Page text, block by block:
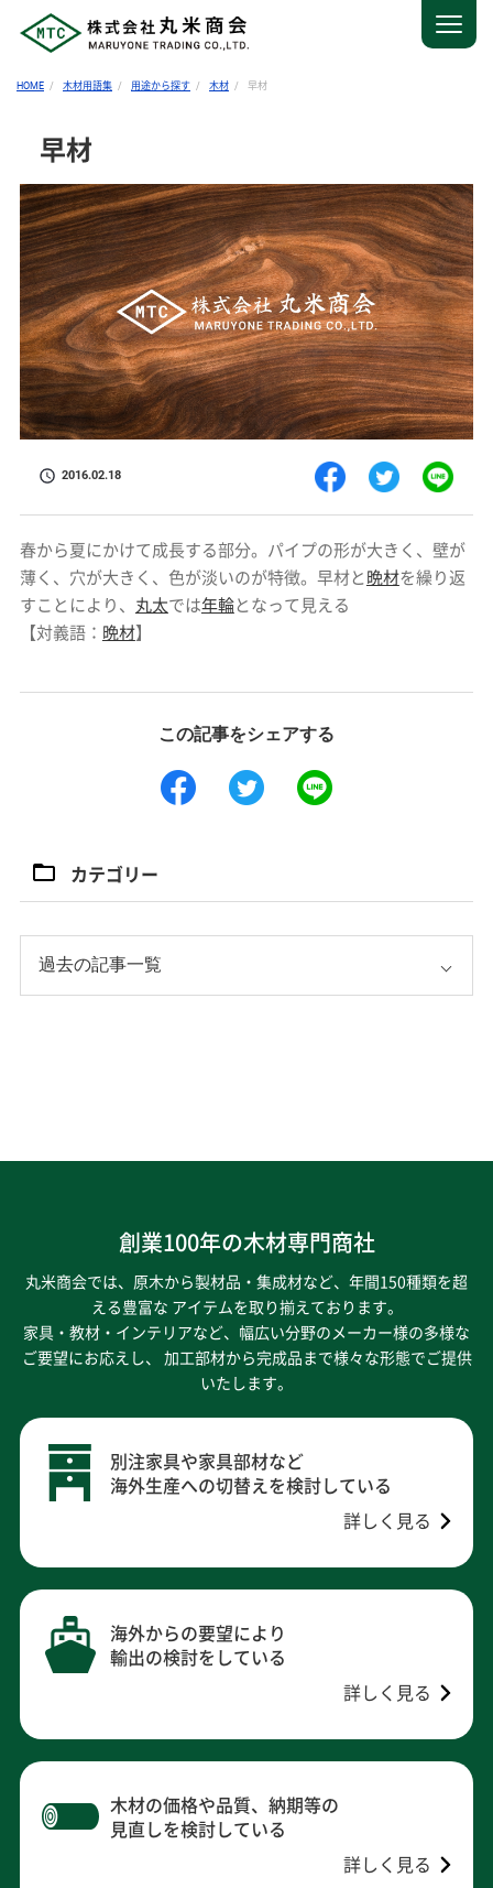
HOME 木材用語集 用途から探す 木材 早材
早材
2016.02.18
春から夏にかけて成長する部分。パイプの形が大きく、壁が
薄く、穴が大きく、色が淡いのが特徴。早材と 晩材を繰り返
すことにより、 丸太では年輪となって見える
【対義語： 晩材】
この記事をシェアする
カテゴリー
創業100年の木材専門商社
丸米商会では、原木から製材品・集成材など、年間150種類を超
える豊富な アイテムを取り揃えております。
家具・教材・インテリアなど、幅広い分野のメーカー様の多様な
ご要望にお応えし、
加工部材から完成品まで様々な形態でご提供
いたします。
別注家具や家具部材など
海外生産への切替えを検討している
詳しく見る
海外からの要望により
輸出の検討をしている
詳しく見る
木材の価格や品質、納期等の
見直しを検討している
詳しく見る